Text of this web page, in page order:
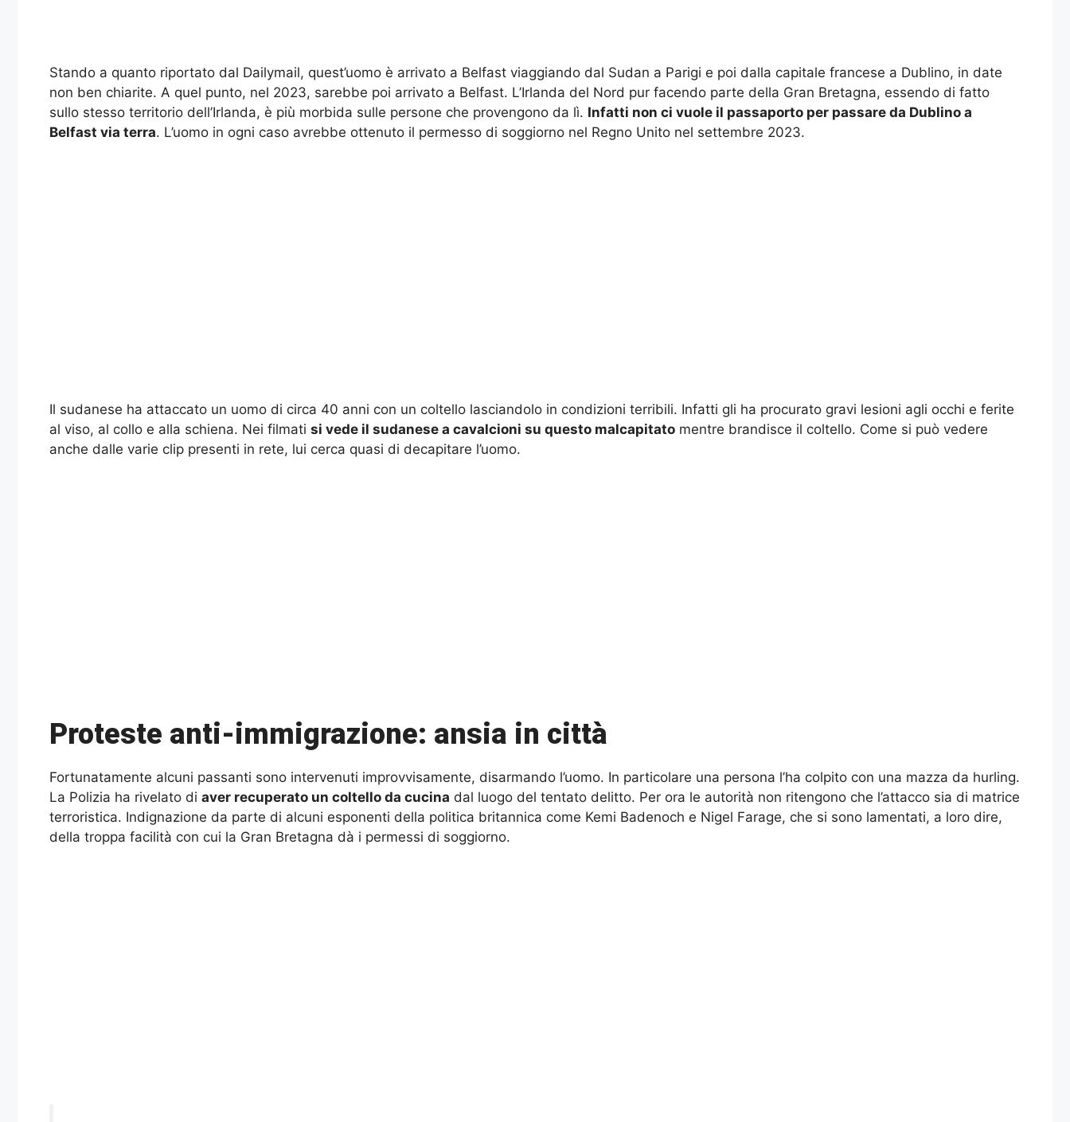
Stando a quanto riportato dal Dailymail, quest’uomo è arrivato a Belfast viaggiando dal Sudan a Parigi e poi dalla capitale francese a Dublino, in date
non ben chiarite. A quel punto, nel 2023, sarebbe poi arrivato a Belfast. L’Irlanda del Nord pur facendo parte della Gran Bretagna, essendo di fatto
sullo stesso territorio dell’Irlanda, è più morbida sulle persone che provengono da lì. Infatti non ci vuole il passaporto per passare da Dublino a
Belfast via terra. L’uomo in ogni caso avrebbe ottenuto il permesso di soggiorno nel Regno Unito nel settembre 2023.
Il sudanese ha attaccato un uomo di circa 40 anni con un coltello lasciandolo in condizioni terribili. Infatti gli ha procurato gravi lesioni agli occhi e ferite
al viso, al collo e alla schiena. Nei filmati si vede il sudanese a cavalcioni su questo malcapitato mentre brandisce il coltello. Come si può vedere
anche dalle varie clip presenti in rete, lui cerca quasi di decapitare l’uomo.
Proteste anti-immigrazione: ansia in città
Fortunatamente alcuni passanti sono intervenuti improvvisamente, disarmando l’uomo. In particolare una persona l’ha colpito con una mazza da hurling.
La Polizia ha rivelato di aver recuperato un coltello da cucina dal luogo del tentato delitto. Per ora le autorità non ritengono che l’attacco sia di matrice
terroristica. Indignazione da parte di alcuni esponenti della politica britannica come Kemi Badenoch e Nigel Farage, che si sono lamentati, a loro dire,
della troppa facilità con cui la Gran Bretagna dà i permessi di soggiorno.